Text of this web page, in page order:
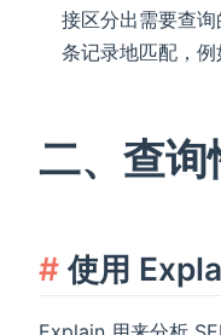
接区分出需要查
条记录地匹配，例
二、查
使用